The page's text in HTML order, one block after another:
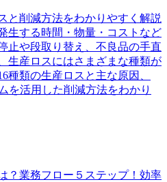
と削減方法をわかりやすく解説
生する時間・物量・コストなど
止や段取り替え、不良品の手直
生産ロスにはさまざまな種類が
種類の生産ロスと主な原因、
を活用した削減方法をわかり
？業務フロー５ステップ！効率